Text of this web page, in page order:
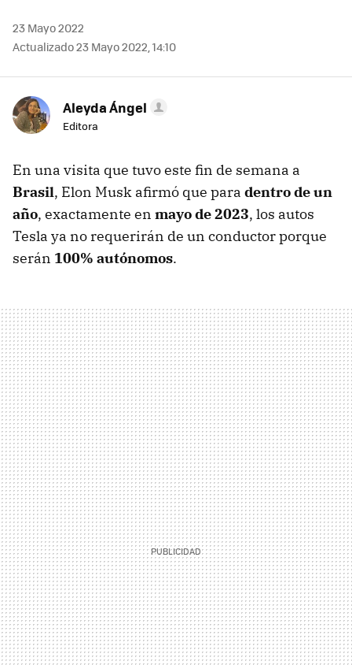
23 Mayo 2022
Actualizado 23 Mayo 2022, 14:10
Aleyda Ángel
Editora
En una visita que tuvo este fin de semana a
Brasil, Elon Musk afirmó que para dentro de un
año, exactamente en mayo de 2023, los autos
Tesla ya no requerirán de un conductor porque
serán 100% autónomos.